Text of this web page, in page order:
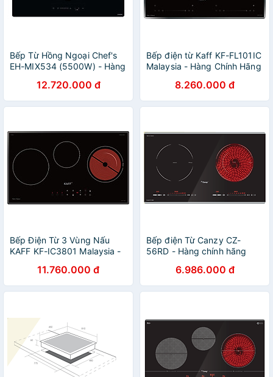
Bếp Từ Hồng Ngoại Chef's
EH-MIX534 (5500W) - Hàng
12.720.000 đ
Bếp điện từ Kaff KF-FL101IC
Malaysia - Hàng Chính Hãng
8.260.000 đ
Bếp Điện Từ 3 Vùng Nấu
KAFF KF-IC3801 Malaysia -
11.760.000 đ
Bếp điện Từ Canzy CZ-
56RD - Hàng chính hãng
6.986.000 đ